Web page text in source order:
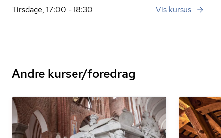
Tirsdage, 17:00 - 18:30 Vis kursus
Andre kurser/foredrag